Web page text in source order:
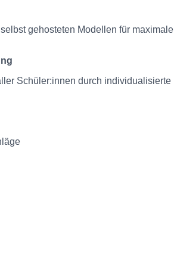
gehosteten Modellen für maximale
Schüler:innen durch individualisierte